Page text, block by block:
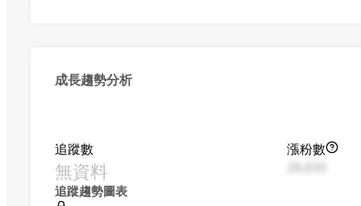
成長趨勢分析
追蹤數
無資料
漲粉數
追蹤趨勢圖表